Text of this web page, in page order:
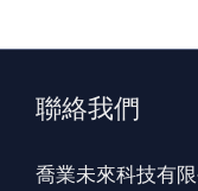
聯絡我們
喬業未來科技有限